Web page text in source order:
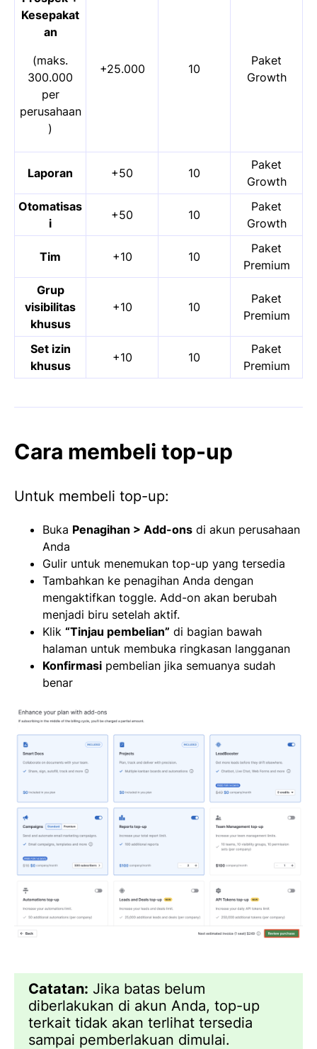
Kesepakat
an
(maks.
300.000
per
perusahaan
)
+25.000 10
Paket
Growth
Laporan +50 10
Paket
Growth
Otomatisas
i
+50 10
Paket
Growth
Tim +10 10
Paket
Premium
Grup
visibilitas
khusus
+10 10
Paket
Premium
Set izin
khusus
+10 10
Paket
Premium
Cara membeli top-up
Untuk membeli top-up:
Buka Penagihan > Add-ons di akun perusahaan
Anda
Gulir untuk menemukan top-up yang tersedia
Tambahkan ke penagihan Anda dengan
mengaktifkan toggle. Add-on akan berubah
menjadi biru setelah aktif.
Klik “Tinjau pembelian” di bagian bawah
halaman untuk membuka ringkasan langganan
Konfirmasi pembelian jika semuanya sudah
benar
Catatan: Jika batas belum
diberlakukan di akun Anda, top-up
terkait tidak akan terlihat tersedia
sampai pemberlakuan dimulai.